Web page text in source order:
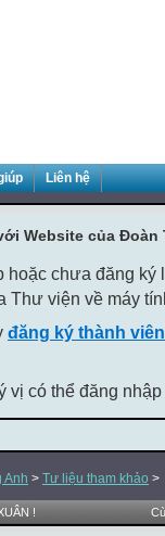
Liên hệ
Website của Đoàn
hoặc chưa đăng ký
Thư viện về máy
đăng ký thành
vị có thể đăng
Anh > Tư liệu tham khảo >
!